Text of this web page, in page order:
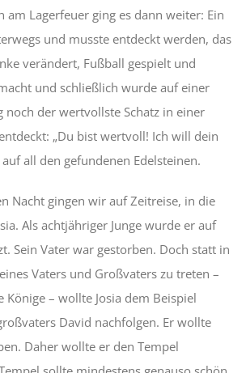
am Lagerfeuer ging es dann weiter: Ein
und musste entdeckt werden, das
verändert, Fußball gespielt und
und schließlich wurde auf einer
noch der wertvollste Schatz in einer
„Du bist wertvoll! Ich will dein
all den gefundenen Edelsteinen.
Nacht gingen wir auf Zeitreise, in die
Als achtjähriger Junge wurde er auf
Sein Vater war gestorben. Doch statt in
Vaters und Großvaters zu treten –
Könige – wollte Josia dem Beispiel
David nachfolgen. Er wollte
Daher wollte er den Tempel